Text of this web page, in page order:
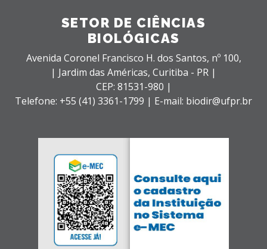
SETOR DE CIÊNCIAS
BIOLÓGICAS
Avenida Coronel Francisco H. dos Santos, nº 100,
| Jardim das Américas, Curitiba - PR |
CEP: 81531-980 |
Telefone: +55 (41) 3361-1799 | E-mail: biodir@ufpr.br